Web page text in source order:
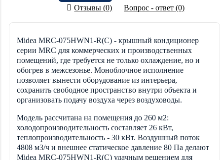
Отзывы (0)
Вопрос - ответ (0)
Midea MRC-075HWN1-R(C) - крышный кондиционер
серии MRC для коммерческих и производственных
помещений, где требуется не только охлаждение, но и
обогрев в межсезонье. Моноблочное исполнение
позволяет вынести оборудование из интерьера,
сохранить свободное пространство внутри объекта и
организовать подачу воздуха через воздуховоды.
Модель рассчитана на помещения до 260 м2:
холодопроизводительность составляет 26 кВт,
теплопроизводительность - 30 кВт. Воздушный поток
4808 м3/ч и внешнее статическое давление 80 Па делают
Midea MRC-075HWN1-R(C) удачным решением для